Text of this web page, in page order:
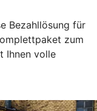
Bezahllösung für
zum
Ihnen volle